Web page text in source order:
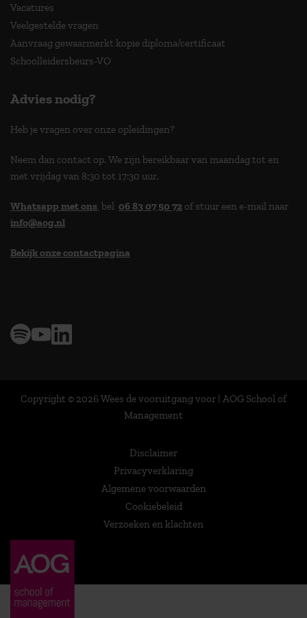
Vacatures
Veelgestelde vragen
Aanvraag gewaarmerkt kopie diploma/certificaat
Schoolleidersbeurs-VO
Advies nodig?
Heb je vragen over onze opleidingen?
Neem dan contact op. We zijn bereikbaar van maandag tot en
met vrijdag van 8:30 tot 17:30 uur.
Whatsapp met ons, bel 06 83 07 50 72 of stuur een e-mail naar
info@aog.nl
Bekijk onze contactpagina
Copyright © 2026 Wees de vooruitgang voor | AOG School of
Management
Disclaimer
Privacyverklaring
Algemene voorwaarden
Cookiebeleid
Verzoeken en klachten